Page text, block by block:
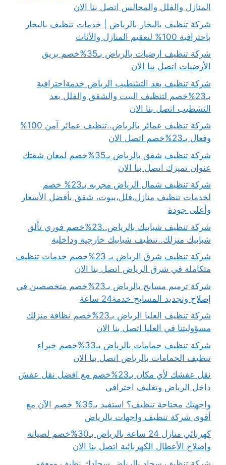
المنازل والفلل والمجالس اتصل بنا الان
شركة تنظيف بالبخار بالرياض | خدمات تنظيف بالبخار
باحترافية 100% لتعقيم المنازل والأثاث
شركة تنظيف ارضيات بالرياض بـ35%خصم بريق
الأرضيات اتصل بنا الان
شركة تنظيف بعد التشطيب الرياض خدمةاحترافية
بـ23%خصم لتنظيف البيت والشقق والفلل بعد
التشطيب اتصل بنا الان
شركة تنظيف عمائر بالرياض..تنظيف عمائر آمن 100%
وفعال بـ23%خصم اتصل الان
شركة تنظيف شقق بالرياض بـ35%خصم لمعان شقتك
عنوان تميزك اتصل بنا الان
شركة تنظيف شمال الرياض مجربه بـ23% خصم
لخدمات تنظيف منازل،فلل،بيوت، شقق بأفضل الأسعار
وأعلى جودة
شركة تنظيف شبابيك بالرياض..23%خصم فوري تألق
شبابيك منزلك..تنظيف شبابيك خارجية وداخلية
شركة تنظيف شرق الرياض بـ 23%خصم خدمات تنظيف
متكاملة في شرق الرياض اتصل بنا الان
شركة ترميم مسابح بالرياض بـ23%خصم متخصصين في
إصلاح وتجديد المسابح خدمة24 ساعة
شركة تنظيف العليا الرياض بـ23%خصم نظافة منزلك
مسؤوليتنا في العليا اتصل بنا الان
شركة تنظيف حمامات بالرياض بـ33%خصم خبراء
تنظيف الحمامات بالرياض اتصل بنا الان
نقل عفشك لأي مكان بـ23%خصم مع افضل نقل عفش
داخل الرياض وتغليف احترافي
واجهتك محتاجة تنظيف؟ استفيد بـ35% خصم الآن مع
أقوى شركة تنظيف واجهات بالرياض
كهربائي منازل 24 ساعة بالرياض بـ30%خصم لصيانة
وإصلاح الأعطال الكهربائية اتصل بنا الان